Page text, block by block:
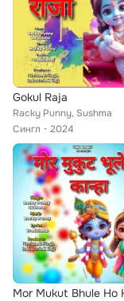
Gokul Raja
Racky Punny, Sushma
Сингл
2024